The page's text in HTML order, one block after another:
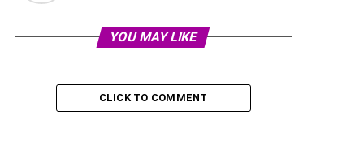
YOU MAY LIKE
CLICK TO COMMENT